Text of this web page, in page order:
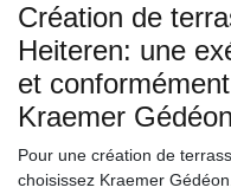
Création de
Heiteren: une
et
Kraemer Gédéon
Pour une création de
choisissez Kraemer